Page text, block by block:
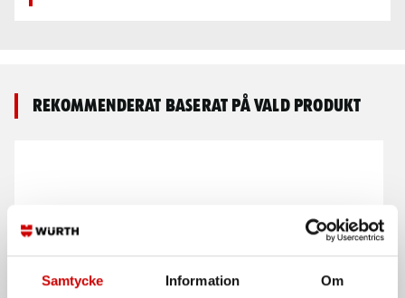
Samtycke Information Om
Rekommenderat baserat på vald produkt